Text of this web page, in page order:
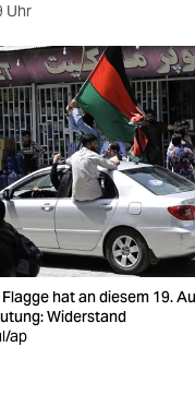
Uhr
hat an diesem 19.
Widerstand
ap